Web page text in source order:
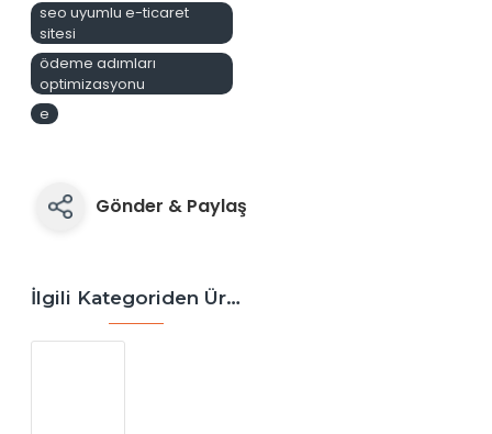
seo uyumlu e-ticaret
sitesi
ödeme adımları
optimizasyonu
e
Gönder & Paylaş
İlgili Kategoriden Ürünler